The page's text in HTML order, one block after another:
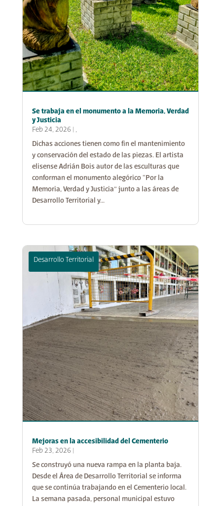
Se trabaja en el monumento a la Memoria, Verdad
y Justicia
Feb 24, 2026
,
Dichas acciones tienen como fin el mantenimiento
y conservación del estado de las piezas. El artista
elisense Adrián Bois autor de las esculturas que
conforman el monumento alegórico “Por la
Memoria, Verdad y Justicia” junto a las áreas de
Desarrollo Territorial y...
Mejoras en la accesibilidad del Cementerio
Feb 23, 2026
Desarrollo Territorial
Se construyó una nueva rampa en la planta baja.
Desde el Área de Desarrollo Territorial se informa
que se continúa trabajando en el Cementerio local.
La semana pasada, personal municipal estuvo